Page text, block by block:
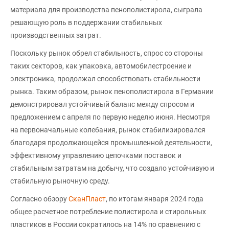
материала для производства пенополистирола, сыграла
решающую роль в поддержании стабильных
производственных затрат.
Поскольку рынок обрел стабильность, спрос со стороны
таких секторов, как упаковка, автомобилестроение и
электроника, продолжал способствовать стабильности
рынка. Таким образом, рынок пенополистирола в Германии
демонстрировал устойчивый баланс между спросом и
предложением с апреля по первую неделю июня. Несмотря
на первоначальные колебания, рынок стабилизировался
благодаря продолжающейся промышленной деятельности,
эффективному управлению цепочками поставок и
стабильным затратам на добычу, что создало устойчивую и
стабильную рыночную среду.
Согласно обзоруСканПласт, по итогам января 2024 года
общее расчетное потребление полистирола и стирольных
пластиков в России сократилось на 14% по сравнению с